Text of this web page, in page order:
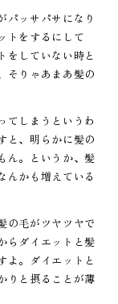
パッサパサになり
トをするにして
をしていない時と
そりゃあまあ髪の
てしまうというわ
と、明らかに髪の
ん。というか、髪
んかも増えている
の毛がツヤツヤで
らダイエットと髪
よ。ダイエットと
りと摂ることが薄